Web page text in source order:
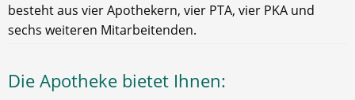
besteht aus vier Apothekern, vier PTA, vier PKA und
sechs weiteren Mitarbeitenden.
Die Apotheke bietet Ihnen: